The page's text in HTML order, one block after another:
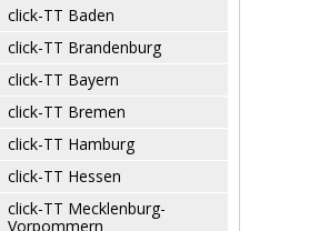
click-TT Baden
click-TT Brandenburg
click-TT Bayern
click-TT Bremen
click-TT Hamburg
click-TT Hessen
click-TT Mecklenburg-
Vorpommern